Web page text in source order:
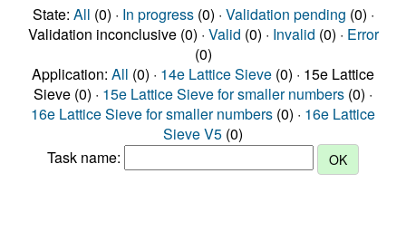
State: All (0) · In progress(0) · Validation pending (0) ·
Validation inconclusive (0) · Valid (0) · Invalid (0) · Error
(0)
Application: All (0) · 14e Lattice Sieve (0) · 15e Lattice
Sieve (0) · 15e Lattice Sieve for smaller numbers (0) ·
16e Lattice Sieve for smaller numbers (0) · 16e Lattice
Sieve V5 (0)
Task name: